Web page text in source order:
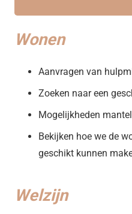
Wonen
Aanvragen van
Zoeken naar een
Mogelijkheden
Bekijken hoe we de
geschikt kunnen
Welzijn